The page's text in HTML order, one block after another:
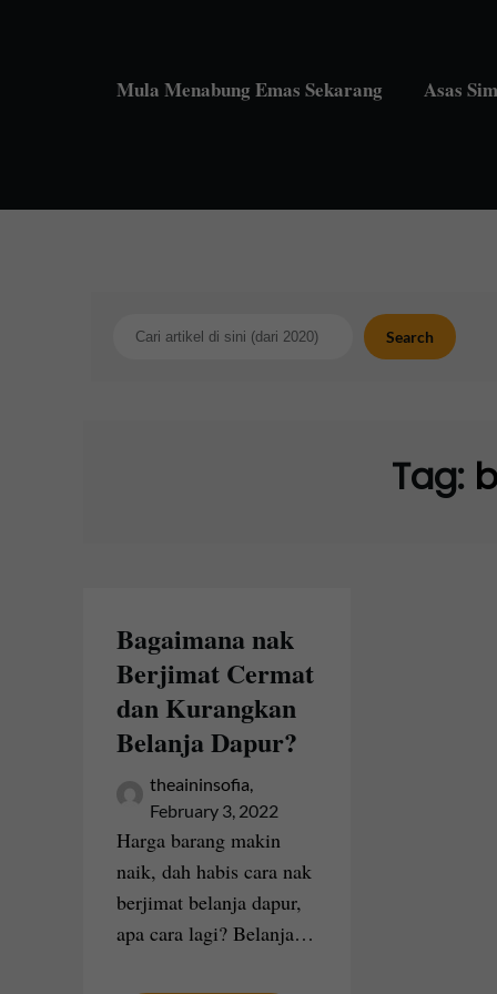
Mula Menabung Emas Sekarang Asas
Search Search
Tag:
Bagaimana nak
Berjimat Cermat
dan Kurangkan
Belanja Dapur?
theaininsofia,
February 3, 2022
Harga barang makin
naik, dah habis cara nak
berjimat belanja dapur,
apa cara lagi? Belanja…